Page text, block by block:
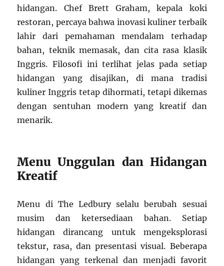
hidangan. Chef Brett Graham, kepala koki
restoran, percaya bahwa inovasi kuliner terbaik
lahir dari pemahaman mendalam terhadap
bahan, teknik memasak, dan cita rasa klasik
Inggris. Filosofi ini terlihat jelas pada setiap
hidangan yang disajikan, di mana tradisi
kuliner Inggris tetap dihormati, tetapi dikemas
dengan sentuhan modern yang kreatif dan
menarik.
Menu Unggulan dan Hidangan
Kreatif
Menu di The Ledbury selalu berubah sesuai
musim dan ketersediaan bahan. Setiap
hidangan dirancang untuk mengeksplorasi
tekstur, rasa, dan presentasi visual. Beberapa
hidangan yang terkenal dan menjadi favorit